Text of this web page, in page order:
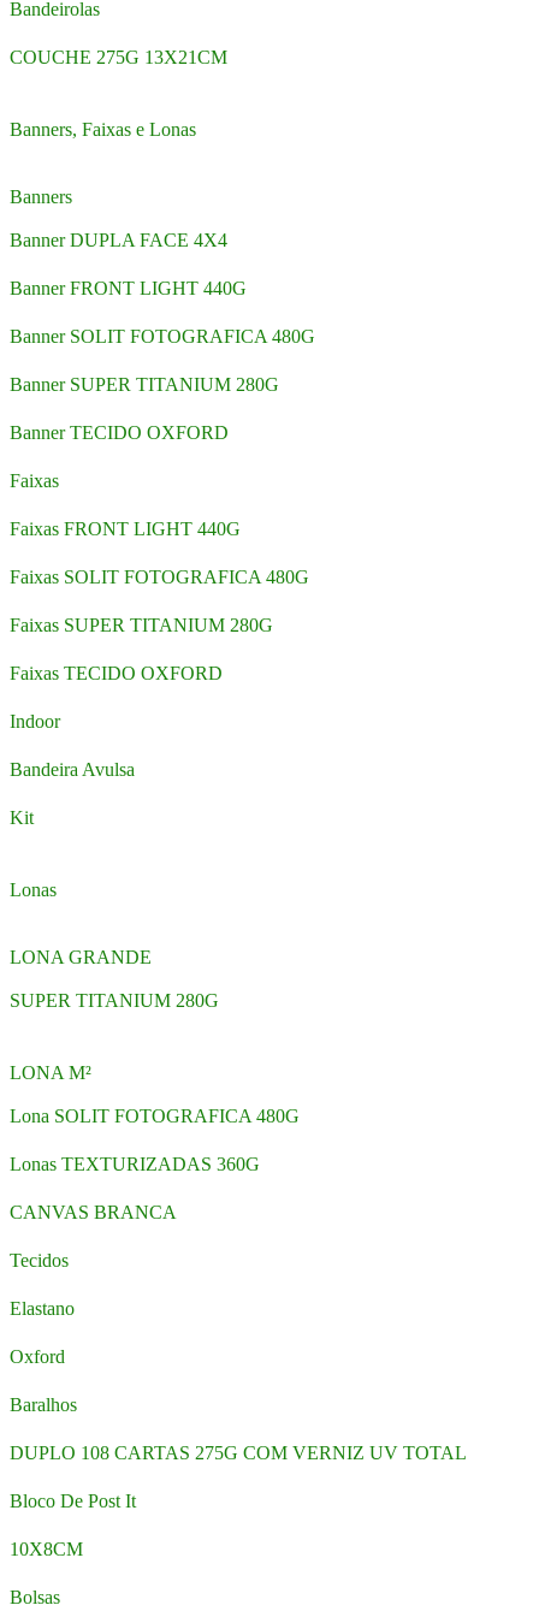
Bandeirolas
COUCHE 275G 13X21CM
Banners, Faixas e Lonas
Banners
Banner DUPLA FACE 4X4
Banner FRONT LIGHT 440G
Banner SOLIT FOTOGRAFICA 480G
Banner SUPER TITANIUM 280G
Banner TECIDO OXFORD
Faixas
Faixas FRONT LIGHT 440G
Faixas SOLIT FOTOGRAFICA 480G
Faixas SUPER TITANIUM 280G
Faixas TECIDO OXFORD
Indoor
Bandeira Avulsa
Kit
Lonas
LONA GRANDE
SUPER TITANIUM 280G
LONA M²
Lona SOLIT FOTOGRAFICA 480G
Lonas TEXTURIZADAS 360G
CANVAS BRANCA
Tecidos
Elastano
Oxford
Baralhos
DUPLO 108 CARTAS 275G COM VERNIZ UV TOTAL
Bloco De Post It
10X8CM
Bolsas